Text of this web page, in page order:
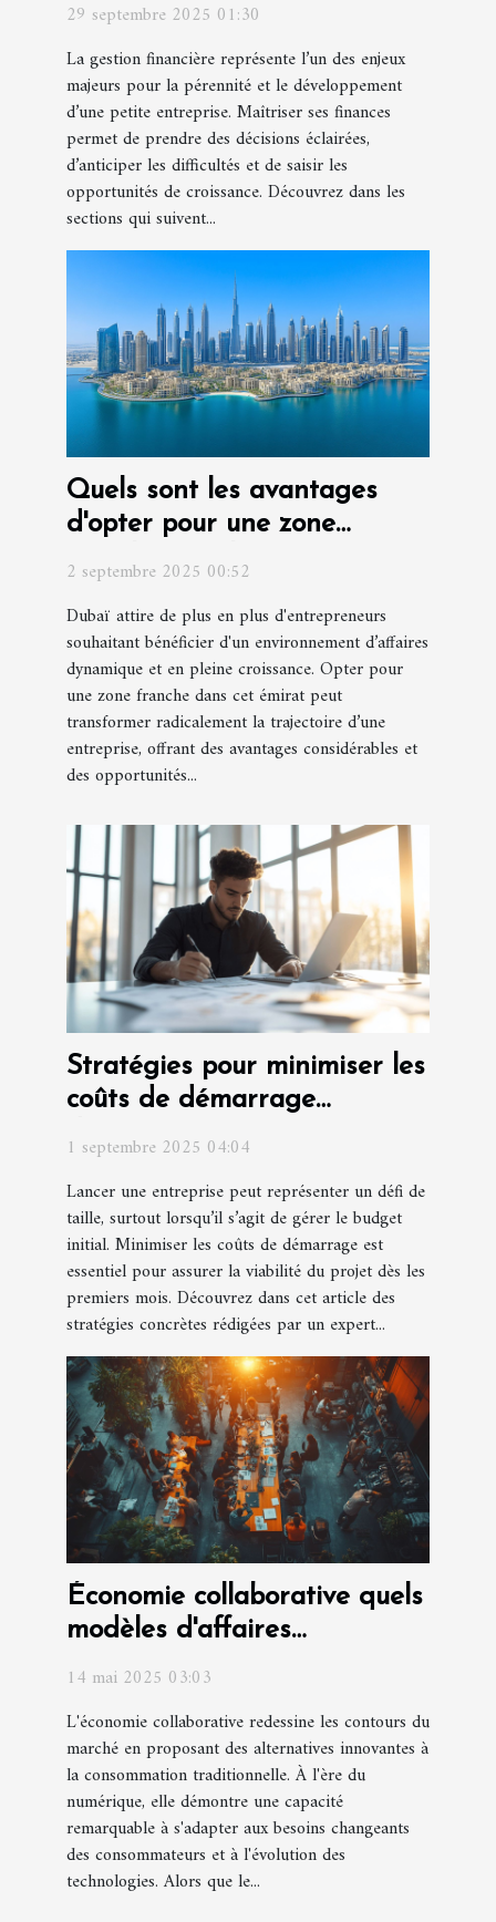
29 septembre 2025 01:30
La gestion financière représente l’un des enjeux
majeurs pour la pérennité et le développement
d’une petite entreprise. Maîtriser ses finances
permet de prendre des décisions éclairées,
d’anticiper les difficultés et de saisir les
opportunités de croissance. Découvrez dans les
sections qui suivent...
Quels sont les avantages
d'opter pour une zone
franche à Dubaï pour votre
2 septembre 2025 00:52
Dubaï attire de plus en plus d'entrepreneurs
souhaitant bénéficier d'un environnement d’affaires
dynamique et en pleine croissance. Opter pour
une zone franche dans cet émirat peut
transformer radicalement la trajectoire d’une
entreprise, offrant des avantages considérables et
des opportunités...
Stratégies pour minimiser les
coûts de démarrage
1 septembre 2025 04:04
Lancer une entreprise peut représenter un défi de
taille, surtout lorsqu’il s’agit de gérer le budget
initial. Minimiser les coûts de démarrage est
essentiel pour assurer la viabilité du projet dès les
premiers mois. Découvrez dans cet article des
stratégies concrètes rédigées par un expert...
Économie collaborative quels
modèles d'affaires
réussissent en 2023
14 mai 2025 03:03
L'économie collaborative redessine les contours du
marché en proposant des alternatives innovantes à
la consommation traditionnelle. À l'ère du
numérique, elle démontre une capacité
remarquable à s'adapter aux besoins changeants
des consommateurs et à l'évolution des
technologies. Alors que le...